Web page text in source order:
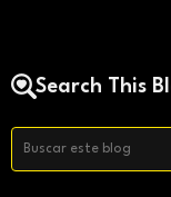
Search This